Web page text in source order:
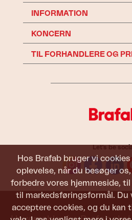
Hos Brafab bruger vi
oplevelse, når du besøger
forbedre vores hjemmeside,
til markedsføringsformål. Du
acceptere cookies, og du
INFORMATION
KONCERN
TIL FORHANDLERE OG
Let's be